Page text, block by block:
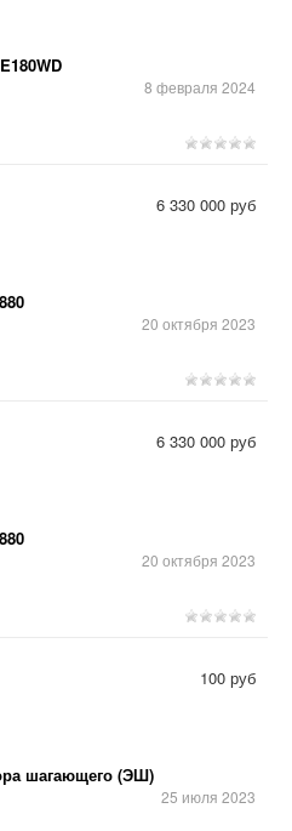
8 февраля 2024
20 октября 2023
6 330 000 руб
20 октября 2023
6 330 000 руб
шагающего (ЭШ)
25 июля 2023
100 руб